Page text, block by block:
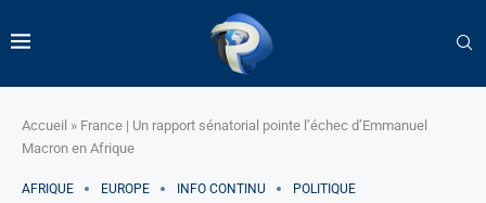
Accueil » France | Un rapport sénatorial pointe l’échec d’Emmanuel
Macron en Afrique
AFRIQUE EUROPE INFO CONTINU POLITIQUE